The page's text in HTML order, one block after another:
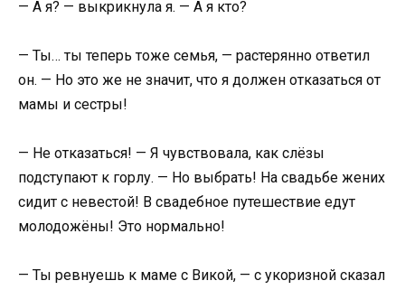
— А я? — выкрикнула я. — А я кто?
— Ты… ты теперь тоже семья, — растерянно ответил
он. — Но это же не значит, что я должен отказаться от
мамы и сестры!
— Не отказаться! — Я чувствовала, как слёзы
подступают к горлу. — Но выбрать! На свадьбе жених
сидит с невестой! В свадебное путешествие едут
молодожёны! Это нормально!
— Ты ревнуешь к маме с Викой, — с укоризной сказал